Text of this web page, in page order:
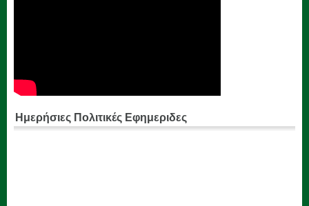
Ημερήσιες Πολιτικές Εφημεριδες